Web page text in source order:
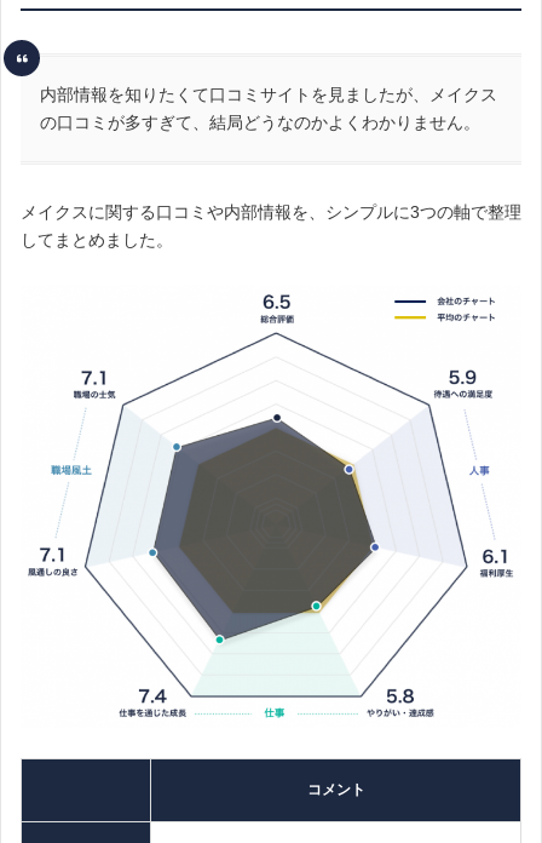
内部情報を知りたくて口コミサイトを見ましたが、メイクス
の口コミが多すぎて、結局どうなのかよくわかりません。
メイクスに関する口コミや内部情報を、シンプルに3つの軸で整理
してまとめました。
コメント